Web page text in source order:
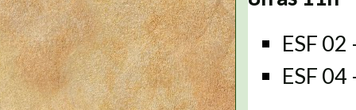
ESF
ESF 04